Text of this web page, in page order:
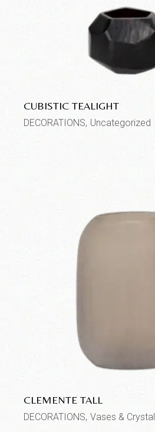
CUBISTIC TEALIGHT
DECORATIONS Uncategorized
CLEMENTE TALL
DECORATIONS Vases & Crystal